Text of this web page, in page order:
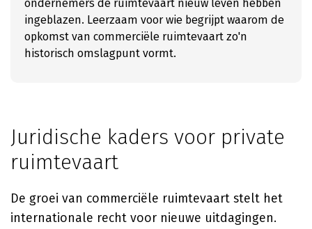
ondernemers de ruimtevaart nieuw leven hebben
ingeblazen. Leerzaam voor wie begrijpt waarom de
opkomst van commerciële ruimtevaart zo'n
historisch omslagpunt vormt.
Juridische kaders voor private
ruimtevaart
De groei van commerciële ruimtevaart stelt het
internationale recht voor nieuwe uitdagingen.